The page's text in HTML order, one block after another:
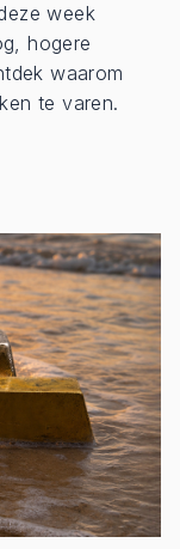
week
hogere
waarom
te varen.